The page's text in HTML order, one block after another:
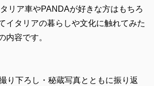
リア車やPANDAが好きな方はもちろ
イタリアの暮らしや文化に触れてみた
内容です。
り下ろし・秘蔵写真とともに振り返